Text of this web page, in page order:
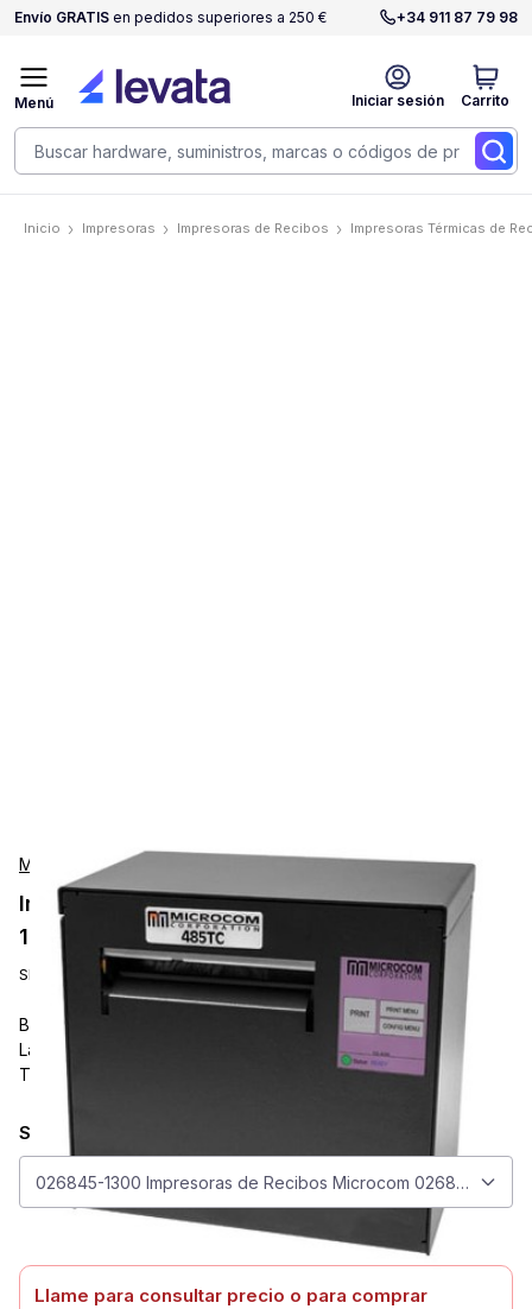
Envío GRATIS en pedidos superiores a 250 € +34 911 87 79 98
Iniciar sesión Carrito
Menú
Inicio Impresoras Impresoras de Recibos Impresoras Térmicas de
Microcom
Impresoras de Recibos Microcom 026845-
1300
SKU: 026845-1300
Barcode Label Printer, Microcom 485TC, Thermal Ticket and
Label Printer, 8 ips, Serial, USB, Ethernet, Wi-Fi, Bluetooth, 3"
Touchscreen
Seleccionar modelo
026845-1300 Impresoras de Recibos Microcom 026845-1300
Llame para consultar precio o para comprar